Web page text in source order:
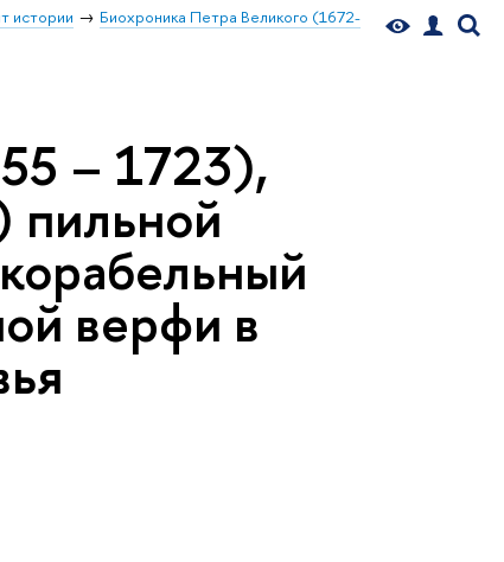
истории
Биохроника Петра Великого (1672-
– 1723),
верфи в